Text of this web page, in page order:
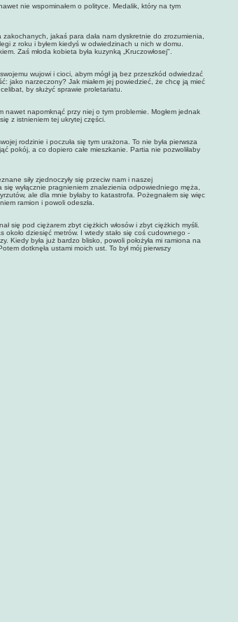
nie wspominałem o polityce. Medalik, który na tym
jakaś para dała nam dyskretnie do zrozumienia,
z roku i byłem kiedyś w odwiedzinach u nich w domu.
Zaś młoda kobieta była kuzynką „Kruczowłosej".
wujowi i cioci, abym mógł ją bez przeszkód odwiedzać
jako narzeczony? Jak miałem jej powiedzieć, że chcę ją mieć
by służyć sprawie proletariatu.
napomknąć przy niej o tym problemie. Mogłem jednak
z istnieniem tej ukrytej części.
rodzinie i poczuła się tym urażona. To nie była pierwsza
pokój, a co dopiero całe mieszkanie. Partia nie pozwoliłaby
siły zjednoczyły się przeciw nam i naszej
wyłącznie pragnieniem znalezienia odpowiedniego męża,
ale dla mnie byłaby to katastrofa. Pożegnałem się więc
ramion i powoli odeszła.
pod ciężarem zbyt ciężkich włosów i zbyt ciężkich myśli.
około dziesięć metrów. I wtedy stało się coś cudownego -
Kiedy była już bardzo blisko, powoli położyła mi ramiona na
dotknęła ustami moich ust. To był mój pierwszy